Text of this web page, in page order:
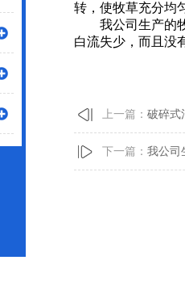
转，使牧草充分均
我公司生产的牧
白流失少，而且没
上一篇： 破碎式
下一篇： 我公司